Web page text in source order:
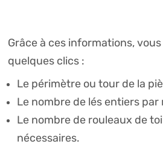
Grâce à ces informations,
quelques clics :
Le périmètre ou tour de la
Le nombre de lés entiers par
Le nombre de rouleaux de
nécessaires.